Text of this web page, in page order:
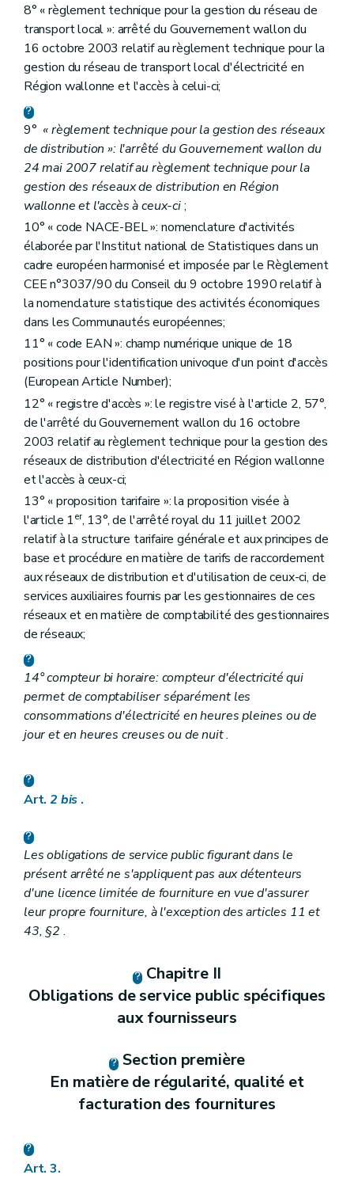
8° « règlement technique pour la gestion du réseau de
transport local »: arrêté du Gouvernement wallon du
16 octobre 2003 relatif au règlement technique pour la
gestion du réseau de transport local d'électricité en
Région wallonne et l'accès à celui-ci;
9° « règlement technique pour la gestion des réseaux
de distribution »: l'arrêté du Gouvernement wallon du
24 mai 2007 relatif au règlement technique pour la
gestion des réseaux de distribution en Région
wallonne et l'accès à ceux-ci;
10° « code NACE-BEL »: nomenclature d'activités
élaborée par l'Institut national de Statistiques dans un
cadre européen harmonisé et imposée par le Règlement
CEE n°3037/90 du Conseil du 9 octobre 1990 relatif à
la nomenclature statistique des activités économiques
dans les Communautés européennes;
11° « code EAN »: champ numérique unique de 18
positions pour l'identification univoque d'un point d'accès
(European Article Number);
12° « registre d'accès »: le registre visé à l'article 2, 57°,
de l'arrêté du Gouvernement wallon du 16 octobre
2003 relatif au règlement technique pour la gestion des
réseaux de distribution d'électricité en Région wallonne
et l'accès à ceux-ci;
13° « proposition tarifaire »: la proposition visée à
l'article 1er, 13°, de l'arrêté royal du 11 juillet 2002
relatif à la structure tarifaire générale et aux principes de
base et procédure en matière de tarifs de raccordement
aux réseaux de distribution et d'utilisation de ceux-ci, de
services auxiliaires fournis par les gestionnaires de ces
réseaux et en matière de comptabilité des gestionnaires
de réseaux;
14° compteur bi horaire: compteur d'électricité qui
permet de comptabiliser séparément les
consommations d'électricité en heures pleines ou de
jour et en heures creuses ou de nuit.
Art.2 bis .
Les obligations de service public figurant dans le
présent arrêté ne s'appliquent pas aux détenteurs
d'une licence limitée de fourniture en vue d'assurer
leur propre fourniture, à l'exception des articles 11 et
43, §2 .
Chapitre II
Obligations de service public spécifiques
aux fournisseurs
Section première
En matière de régularité, qualité et
facturation des fournitures
Art. 3.